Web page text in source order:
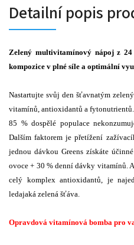
Detailní popis
Zelený multivitamínový nápoj z 24
kompozice v plné síle a optimální
Nastartujte svůj den šťavnatým
vitamínů, antioxidantů a
85 % dospělé populace
Dalším faktorem je přetížení
jednou dávkou Greens získáte
ovoce + 30 % denní dávky vitamínů.
celý komplex antioxidantů, je
ledajaká zelená šťáva.
Opravdová vitamínová bomba pro